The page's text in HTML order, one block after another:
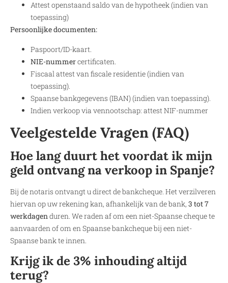
Attest openstaand saldo van de hypotheek (indien van
toepassing)
Persoonlijke documenten:
Paspoort/ID-kaart.
NIE-nummercertificaten.
Fiscaal attest van fiscale residentie (indien van
toepassing).
Spaanse bankgegevens (IBAN) (indien van toepassing).
Indien verkoop via vennootschap: attest NIF-nummer
Veelgestelde Vragen (FAQ)
Hoe lang duurt het voordat ik mijn
geld ontvang na verkoop in Spanje?
Bij de notaris ontvangt u direct de bankcheque. Het verzilveren
hiervan op uw rekening kan, afhankelijk van de bank, 3 tot 7
werkdagenduren. We raden af om een niet-Spaanse cheque te
aanvaarden of om en Spaanse bankcheque bij een niet-
Spaanse bank te innen.
Krijg ik de 3% inhouding altijd
terug?